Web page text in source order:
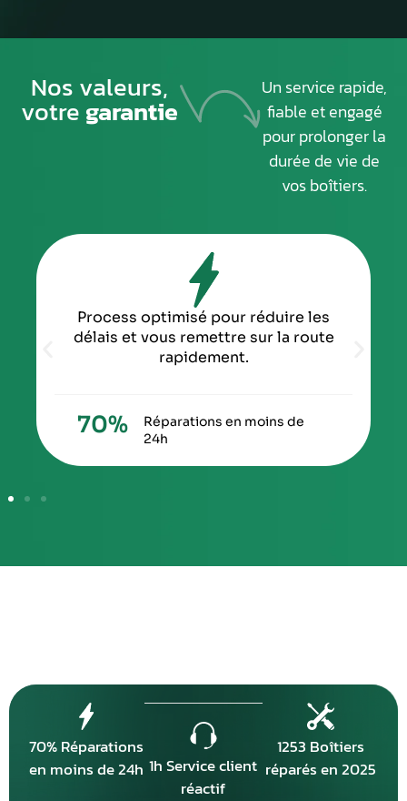
Nos valeurs,
votregarantie
Un service rapide,
fiable et engagé
pour prolonger la
durée de vie de
vos boîtiers.
Process optimisé pour réduire les
délais et vous remettre sur la route
rapidement.
Réparations en moins de
24h
70%
70% Réparations
en moins de 24h 1h Service client
réactif
1253 Boîtiers
réparés en 2025